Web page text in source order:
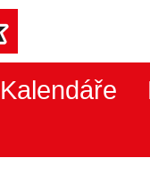
Kalendáře